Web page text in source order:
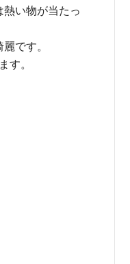
い物が当たっ
です。
す。